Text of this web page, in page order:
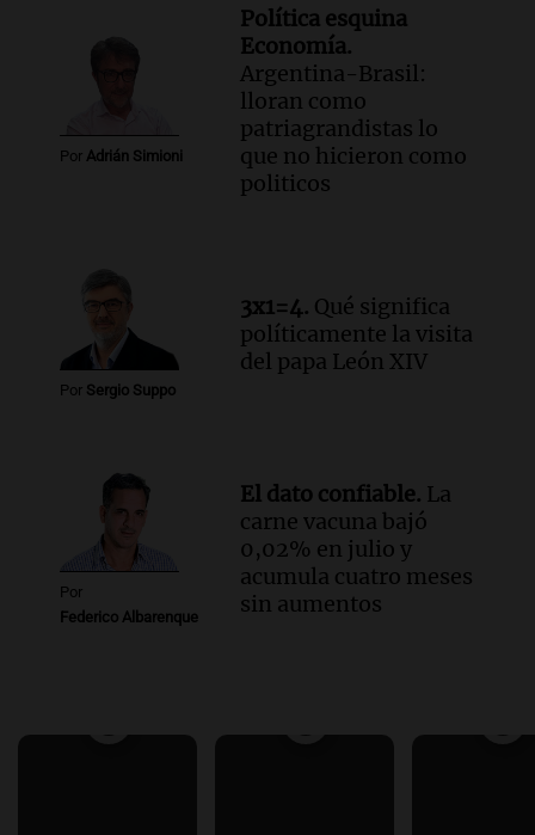
Por Adrián Simioni
Política esquina
Economía.
Argentina-Brasil:
lloran como
patriagrandistas lo
que no hicieron como
politicos
Por Sergio Suppo
3x1=4. Qué significa
políticamente la visita
del papa León XIV
Por
Federico Albarenque
El dato confiable. La
carne vacuna bajó
0,02% en julio y
acumula cuatro meses
sin aumentos